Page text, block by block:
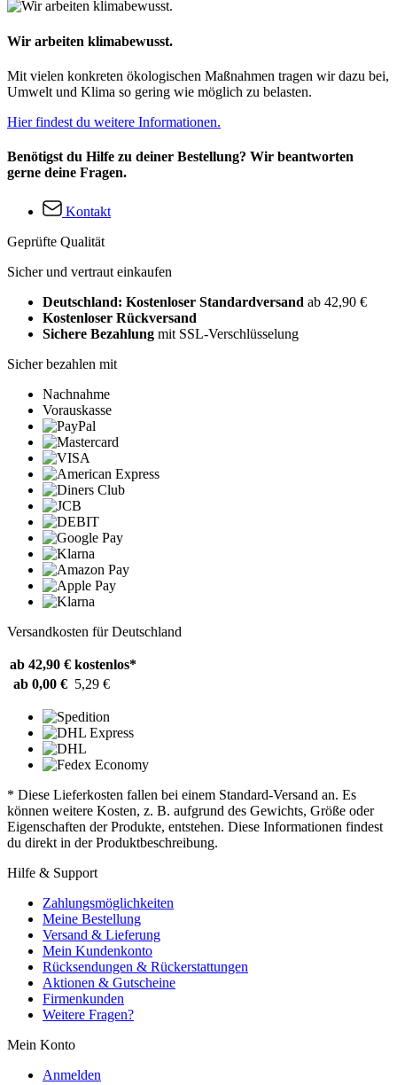
Wir arbeiten klimabewusst.
Mit vielen konkreten ökologischen Maßnahmen tragen wir dazu bei,
Umwelt und Klima so gering wie möglich zu belasten.
Hier findest du weitere Informationen.
Benötigst du Hilfe zu deiner Bestellung? Wir beantworten
gerne deine Fragen.
Kontakt
Geprüfte Qualität
Sicher und vertraut einkaufen
Deutschland: Kostenloser Standardversand ab 42,90 €
Kostenloser Rückversand
Sichere Bezahlung mit SSL-Verschlüsselung
Sicher bezahlen mit
Nachnahme
Vorauskasse
Versandkosten für Deutschland
ab 42,90 € kostenlos*
ab 0,00 € 5,29 €
* Diese Lieferkosten fallen bei einem Standard-Versand an. Es
können weitere Kosten, z. B. aufgrund des Gewichts, Größe oder
Eigenschaften der Produkte, entstehen. Diese Informationen findest
du direkt in der Produktbeschreibung.
Hilfe & Support
Zahlungsmöglichkeiten
Meine Bestellung
Versand & Lieferung
Mein Kundenkonto
Rücksendungen & Rückerstattungen
Aktionen & Gutscheine
Firmenkunden
Weitere Fragen?
Mein Konto
Anmelden